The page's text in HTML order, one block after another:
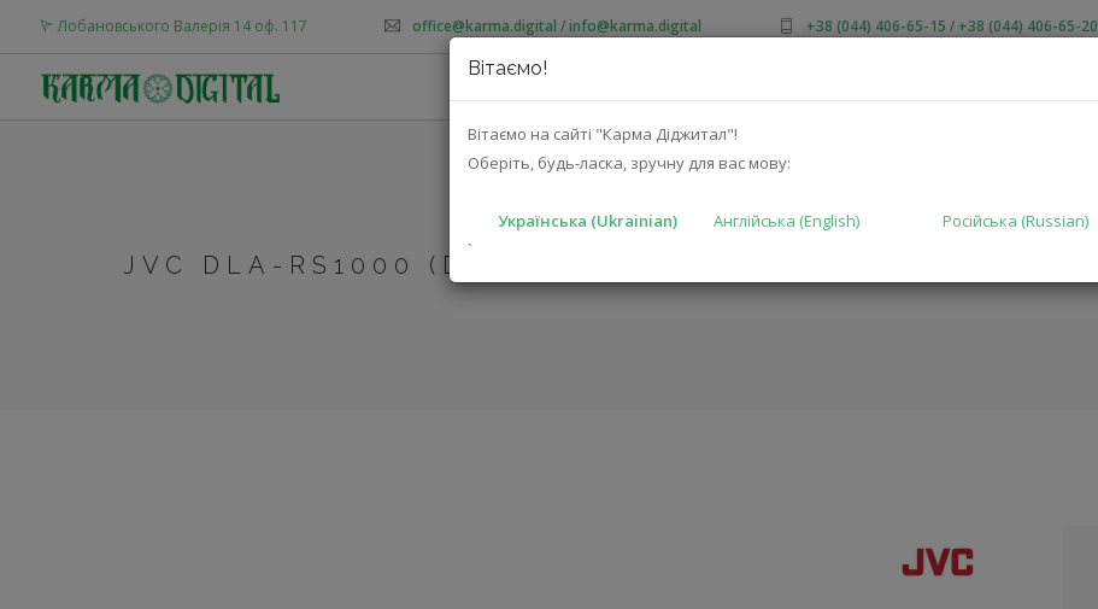
Вітаємо!
Вітаємо на сайті "Карма Діджитал"!
Оберіть, будь-ласка, зручну для вас мову:
Українська (Ukrainian) Англійська (English)
Російська (Russian)
`
Лобановського Валерія 14 оф. 117 office@karma.digital /info@karma.digital +38 (044) 406-65-15 / +38 (044) 406-65-20
JVC DLA-RS1000 (DLA-1000 )